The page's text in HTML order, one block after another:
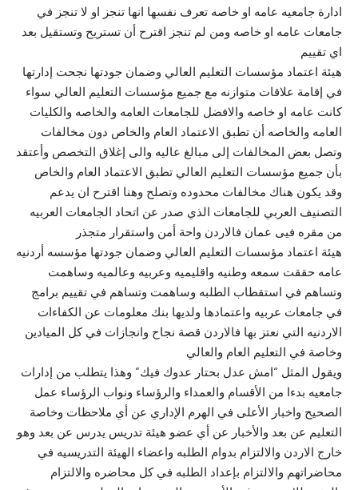
ادارة جامعيه عامه او خاصه تعرف نفسها انها تنجز او لا تنجز في
جامعات عامه او خاصه ومن لم تنجز اقترح أن تستريح وتستقيل بعد
اي تقييم
هيئة اعتماد مؤسسات التعليم العالي وضمان جودتها نجحت إدارتها
في إقامة علاقات متوازنه مع جميع مؤسسات التعليم العالي سواء
كانت عامه او خاصه والافضل للجامعات العامه والخاصه والكليات
العامه والخاصه أن تطبق الاعتماد العام والخاص دون مخالفات
وتصل بعض المخالفات إلى مبالغ عاليه والى إغلاق التخصص وأعتقد
بأن جميع مؤسسات التعليم العالي تطبق الاعتماد العام والخاص
وقد يكون هناك مخالفات محدوده وتصلح وهنا اقترح ان يدعم
التصنيف العربي للجامعات الذي صدر عن اتحاد الجامعات العربيه
من مقره فيى عمان فالاردن واحة أمن واستقرار متجذر
هيئة اعتماد مؤسسات التعليم العالي وضمان جودتها مؤسسه أردنيه
عامه حققت سمعه وطنيه واقليميه وعربيه وعالميه وساهمت
وتساهم في استقطاب الطلبه وساهمت وتساهم في تقييم برامج
في جامعات عربيه واعتمادها ولديها بنك معلومات عن الكفاءات
الاردنيه التي نعتز بها فالاردن قصة نجاح وانجازات في كل الميادين
وخاصة في التعليم العام والعالي
ويقول المثل “امش عدل بحتار عدوك فيك” وهذا يتطلب من إدارات
جامعيه بدءا من الأقسام والعمداء والرؤساء ونواب الرؤساء عمل
الصحيح واخبار الأعلى في الهرم الإداري عن أي ملاحظات وخاصة
التعليم عن بعد والأخبار عن أي عضو هيئة تدريس يدرس عن بعد وهو
خارج الاردن والالتزام بدوام الطلبه واعضاء الهيئة التدريسيه في
محاضراتهم والالتزام بإعداد الطلبه في كل محاضره والالتزام